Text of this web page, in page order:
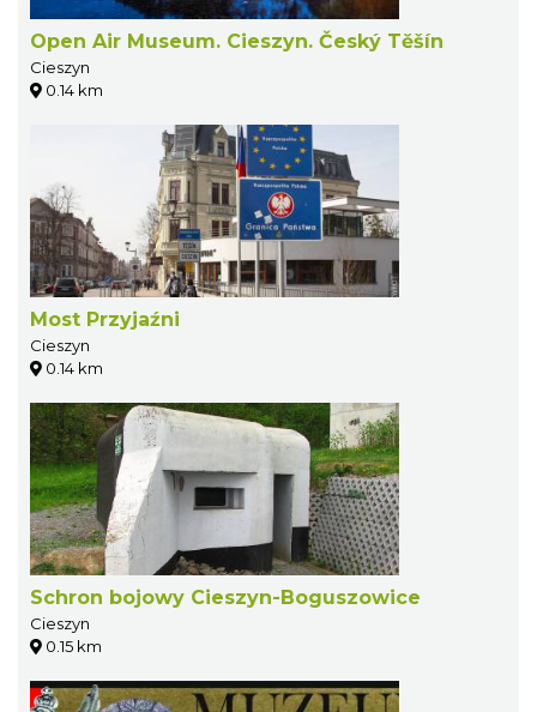
Open Air Museum. Cieszyn. Český Tĕšín
Cieszyn
0.14 km
Most Przyjaźni
Cieszyn
0.14 km
Schron bojowy Cieszyn-Boguszowice
Cieszyn
0.15 km